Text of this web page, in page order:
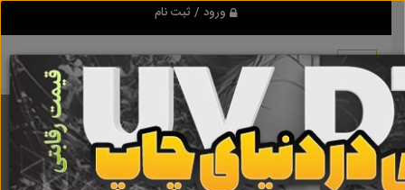
ورود / ثبت نام